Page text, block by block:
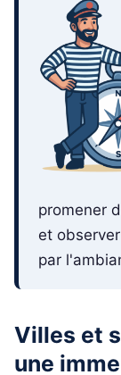
promener
et
par
Villes et
une